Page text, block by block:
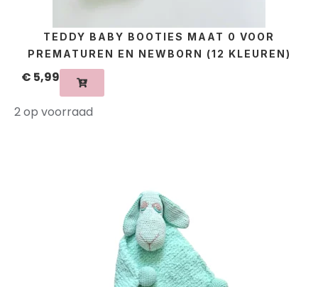
TEDDY BABY BOOTIES MAAT 0 VOOR
PREMATUREN EN NEWBORN (12 KLEUREN)
€ 5,99
2 op voorraad